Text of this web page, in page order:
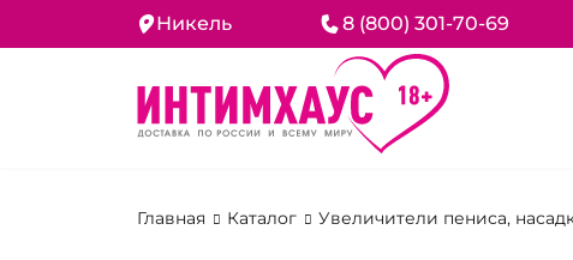
Никель 8 (800) 301-70-69
Главная Каталог Увеличители пениса,